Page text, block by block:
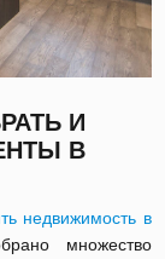
И
В
недвижимость в
множество